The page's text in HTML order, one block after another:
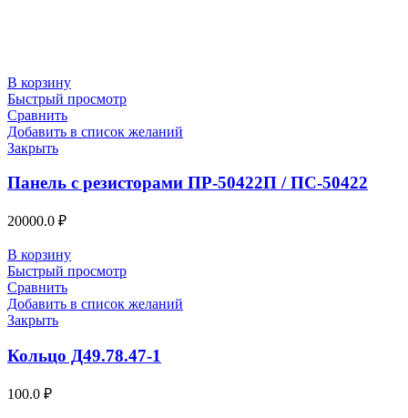
В корзину
Быстрый просмотр
Сравнить
Добавить в список желаний
Закрыть
Панель с резисторами ПР-50422П / ПС-50422
20000.0 ₽
В корзину
Быстрый просмотр
Сравнить
Добавить в список желаний
Закрыть
Кольцо Д49.78.47-1
100.0 ₽